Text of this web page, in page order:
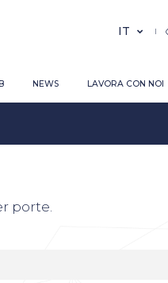
NEWS LAVORA CON NOI
porte.